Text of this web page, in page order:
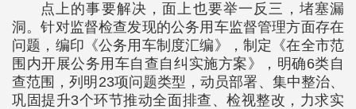
点上的事要解决，面上也要举一反三，堵塞漏
洞。针对监督检查发现的公务用车监督管理方面存在
问题，编印《公务用车制度汇编》，制定《在全市范
围内开展公务用车自查自纠实施方案》，明确6类自
查范围，列明23项问题类型，动员部署、集中整治、
巩固提升3个环节推动全面排查、检视整改，力求实